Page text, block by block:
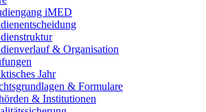
iMED
& Organisation
Jahr
& Formulare
& Institutionen